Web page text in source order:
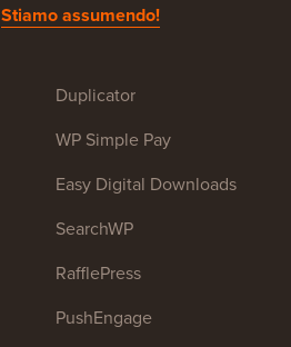
Stiamo assumendo!
Duplicator
WP Simple Pay
Easy Digital Downloads
SearchWP
RafflePress
PushEngage